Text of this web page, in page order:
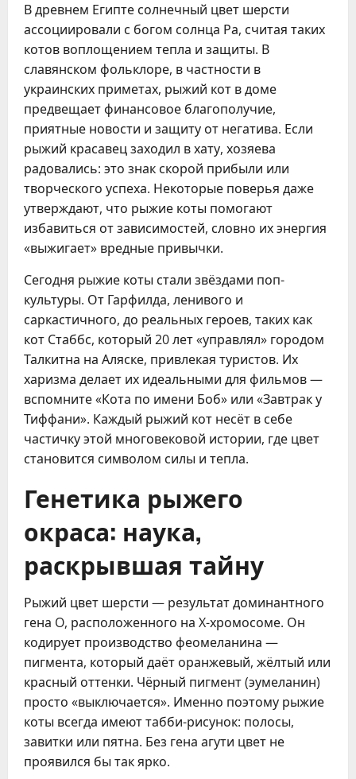
В древнем Египте солнечный цвет шерсти
ассоциировали с богом солнца Ра, считая таких
котов воплощением тепла и защиты. В
славянском фольклоре, в частности в
украинских приметах, рыжий кот в доме
предвещает финансовое благополучие,
приятные новости и защиту от негатива. Если
рыжий красавец заходил в хату, хозяева
радовались: это знак скорой прибыли или
творческого успеха. Некоторые поверья даже
утверждают, что рыжие коты помогают
избавиться от зависимостей, словно их энергия
«выжигает» вредные привычки.
Сегодня рыжие коты стали звёздами поп-
культуры. От Гарфилда, ленивого и
саркастичного, до реальных героев, таких как
кот Стаббс, который 20 лет «управлял» городом
Талкитна на Аляске, привлекая туристов. Их
харизма делает их идеальными для фильмов —
вспомните «Кота по имени Боб» или «Завтрак у
Тиффани». Каждый рыжий кот несёт в себе
частичку этой многовековой истории, где цвет
становится символом силы и тепла.
Генетика рыжего
окраса: наука,
раскрывшая тайну
Рыжий цвет шерсти — результат доминантного
гена O, расположенного на X-хромосоме. Он
кодирует производство феомеланина —
пигмента, который даёт оранжевый, жёлтый или
красный оттенки. Чёрный пигмент (эумеланин)
просто «выключается». Именно поэтому рыжие
коты всегда имеют табби-рисунок: полосы,
завитки или пятна. Без гена агути цвет не
проявился бы так ярко.